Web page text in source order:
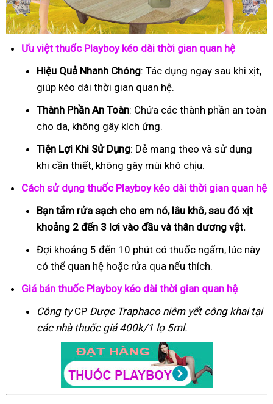
Ưu việt thuốc Playboy kéo dài thời gian quan hệ
Hiệu Quả Nhanh Chóng: Tác dụng ngay sau khi xịt,
giúp kéo dài thời gian quan hệ.
Thành Phần An Toàn: Chứa các thành phần an toàn
cho da, không gây kích ứng.
Tiện Lợi Khi Sử Dụng: Dễ mang theo và sử dụng
khi cần thiết, không gây mùi khó chịu.
Cách sử dụng thuốc Playboy kéo dài thời gian quan hệ
Bạn tắm rửa sạch cho em nó, lâu khô, sau đó xịt
khoảng 2 đến 3 lơi vào đầu và thân dương vật.
Đợi khoảng 5 đến 10 phút có thuốc ngấm, lúc này
có thể quan hệ hoặc rửa qua nếu thích.
Giá bán thuốc Playboy kéo dài thời gian quan hệ
Công tyCP Dược Traphaconiêm yết công khai tại
các nhà thuốc giá 400k/1 lọ 5ml.